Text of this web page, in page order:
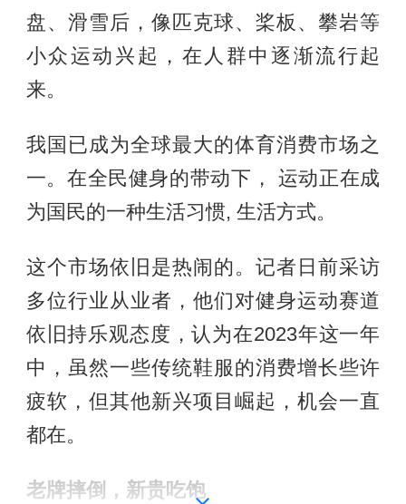
盘、滑雪后，像匹克球、桨板、攀岩等
小众运动兴起，在人群中逐渐流行起
来。
我国已成为全球最大的体育消费市场之
一。在全民健身的带动下， 运动正在成
为国民的一种生活习惯, 生活方式。
这个市场依旧是热闹的。记者日前采访
多位行业从业者，他们对健身运动赛道
依旧持乐观态度，认为在2023年这一年
中，虽然一些传统鞋服的消费增长些许
疲软，但其他新兴项目崛起，机会一直
都在。
老牌摔倒，新贵吃饱